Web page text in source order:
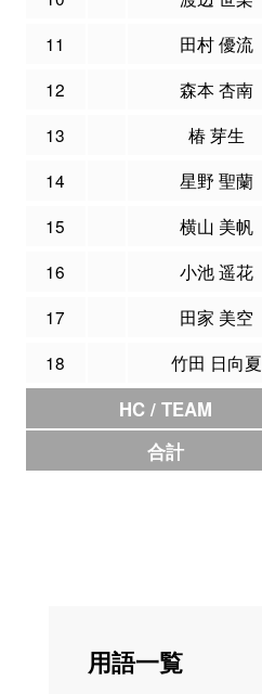
11
田村 優流
12
森本 杏南
13
椿 芽生
14
星野 聖蘭
15
横山 美帆
16
小池 遥花
17
田家 美空
18
竹田 日向夏
HC / TEAM
合計
用語一覧